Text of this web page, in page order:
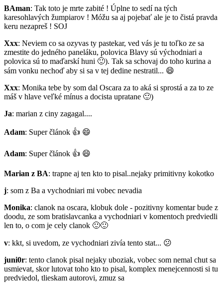
BAman: Tak toto je mrte zabité ! Úplne to sedí na tých
karesohlavých žumpiarov ! Móžu sa aj pojebať ale je to čistá pravda
keru nezapreš ! SOJ
Xxx: Neviem co sa ozyvas ty pastekar, ved vás je tu toľko ze sa
zmestite do jedného paneláku, polovica Blavy sú východniari a
polovica sú to maďarskí huni 🙂). Tak sa schovaj do toho kurina a
sám vonku nechoď aby si sa v tej dedine nestratil... 😄
Xxx: Monika tebe by som dal Oscara za to aká si sprostá a za to ze
máš v hlave veľké mínus a docista upratane 🙂)
Ja: marian z ciny zagagal....
Adam: Super článok 👍 😄
Adam: Super článok 👍 😄
Marian z BA: trapne aj ten kto to pisal..nejaky primitivny kokotko
j: som z Ba a vychodniari mi vobec nevadia
Monika: clanok na oscara, klobuk dole - pozitivny komentar bude z
doodu, ze som bratislavcanka a vychodniari v komentoch predviedli
len to, o com je cely clanok 🙂🙂
v: kkt, si uvedom, ze vychodniari zivía tento stat... 😕
juni0r: tento clanok pisal nejaky uboziak, vobec som nemal chut sa
usmievat, skor lutovat toho kto to pisal, komplex menejcennosti si tu
predviedol, tlieskam autorovi, zmuz sa